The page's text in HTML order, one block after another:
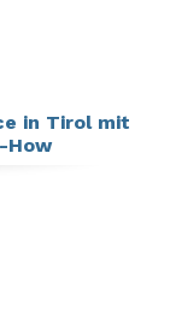
in Tirol mit
How